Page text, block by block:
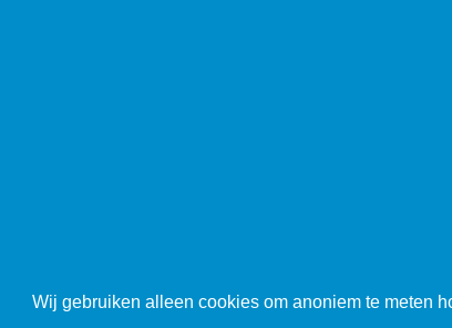
Wij gebruiken alleen cookies om anoniem te meten